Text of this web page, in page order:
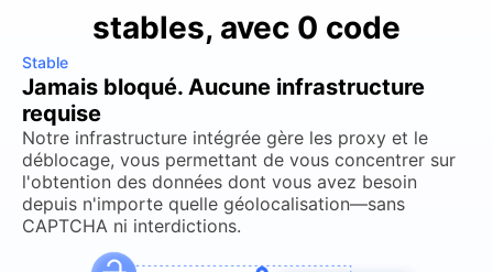
stables, avec 0 code
Stable
Jamais bloqué. Aucune infrastructure
requise
Notre infrastructure intégrée gère les proxy et le
déblocage, vous permettant de vous concentrer sur
l'obtention des données dont vous avez besoin
depuis n'importe quelle géolocalisation—sans
CAPTCHA ni interdictions.